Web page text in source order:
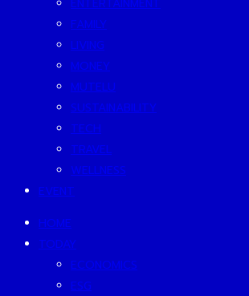
ENTERTAINMENT
FAMILY
LIVING
MONEY
MUTELU
SUSTAINABILITY
TECH
TRAVEL
WELLNESS
EVENT
HOME
TODAY
ECONOMICS
ESG